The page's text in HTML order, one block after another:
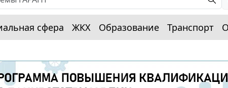
сфера ЖКХ Образование Транспорт